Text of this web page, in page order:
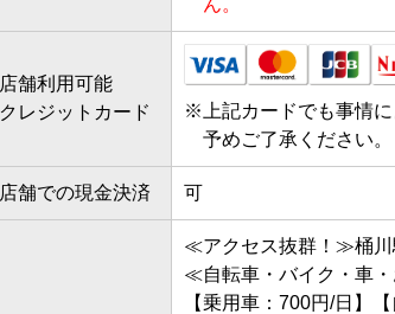
ん。
店舗利用可能
クレジットカード
※ 上記カードでも事情
予めご了承ください。
店舗での現金決済 可
≪アクセス抜群！≫桶川
≪自転車・バイク・車
【乗用車：700円/日】